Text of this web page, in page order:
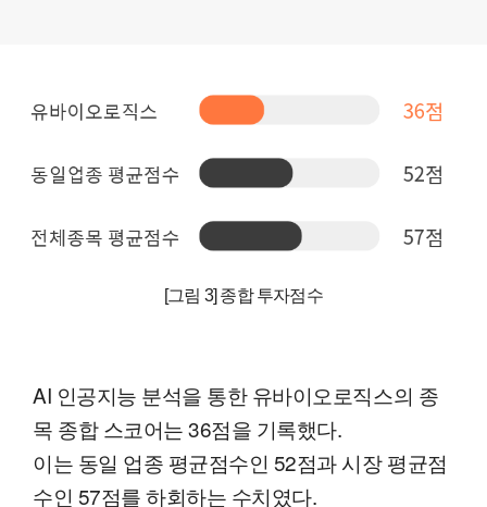
[그림 3] 종합 투자점수
AI 인공지능 분석을 통한 유바이오로직스의 종
목 종합 스코어는 36점을 기록했다.
이는 동일 업종 평균점수인 52점과 시장 평균점
수인 57점를 하회하는 수치였다.